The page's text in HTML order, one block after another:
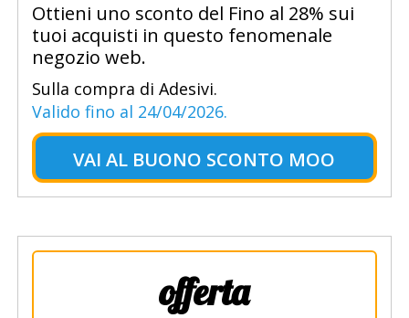
Ottieni uno sconto del Fino al 28% sui
tuoi acquisti in questo fenomenale
negozio web.
Sulla compra di Adesivi.
Valido fino al 24/04/2026.
VAI AL BUONO SCONTO MOO
offerta